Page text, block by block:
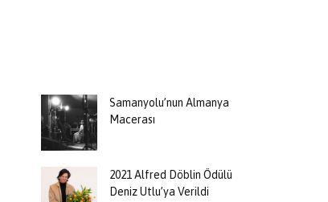
Samanyolu’nun Almanya
Macerası
2021 Alfred Döblin Ödülü
Deniz Utlu’ya Verildi